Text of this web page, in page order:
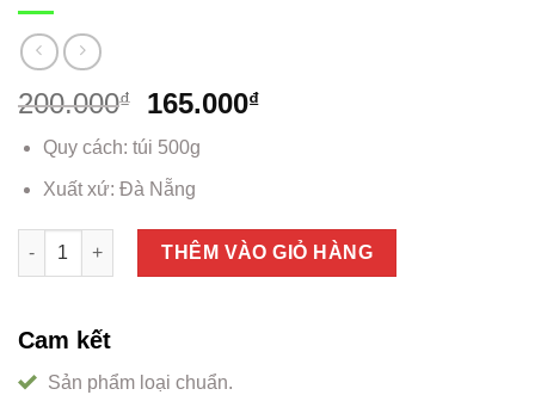
200.000₫ 165.000₫
Quy cách: túi 500g
Xuất xứ: Đà Nẵng
Cá chỉ vàng khô Đà Nẵng, đặc sản không thử tiếc 1 đời số
THÊM VÀO GIỎ HÀNG
Cam kết
Sản phẩm loại chuẩn.